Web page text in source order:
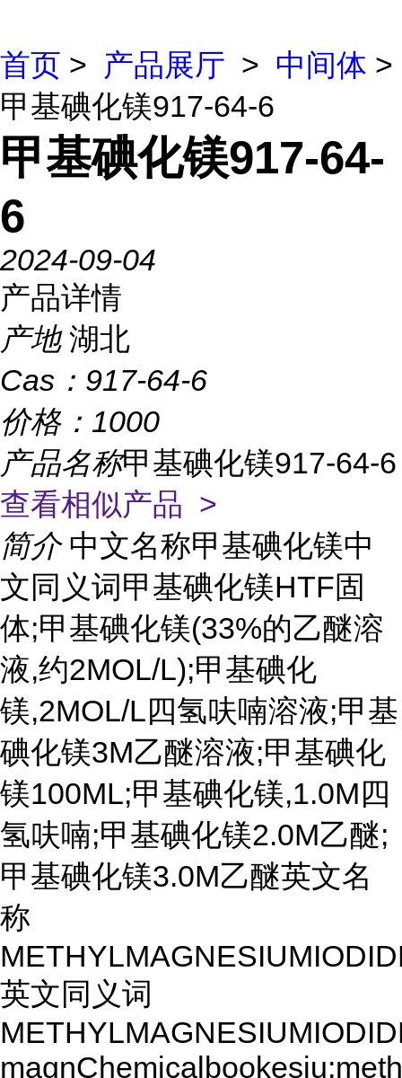
首页 > 产品展厅 > 中间体 >
甲基碘化镁917-64-6
甲基碘化镁917-64-
6
2024-09-04
产品详情
产地 湖北
Cas： 917-64-6
价格： 1000
产品名称甲基碘化镁917-64-6
查看相似产品 >
简介 中文名称甲基碘化镁中
文同义词甲基碘化镁HTF固
体;甲基碘化镁(33%的乙醚溶
液,约2MOL/L);甲基碘化
镁,2MOL/L四氢呋喃溶液;甲基
碘化镁3M乙醚溶液;甲基碘化
镁100ML;甲基碘化镁,1.0M四
氢呋喃;甲基碘化镁2.0M乙醚;
甲基碘化镁3.0M乙醚英文名
称
英文同义词